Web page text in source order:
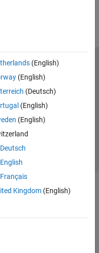
(English)
(English)
(Deutsch)
(English)
(English)
Deutsch
English
Français
Kingdom(English)
Estado de las aplicaciones